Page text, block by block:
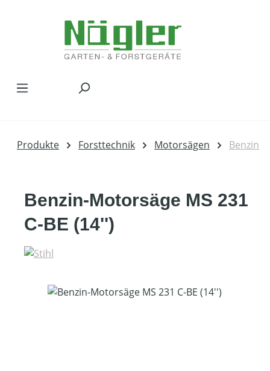
Produkte Forsttechnik Motorsägen Benzin
Benzin-Motorsäge MS 231
C-BE (14'')
Bildergalerie überspringen